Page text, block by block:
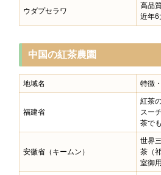
ウダプセラワ
高品
近年6
中国の紅茶農園
地域名 特徴
福建省
紅茶
スー
茶で
安徽省（キームン）
世界
茶（
室御